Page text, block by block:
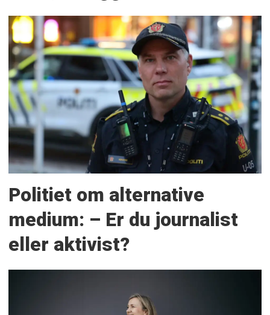
Politiet om alternative
medium: – Er du journalist
eller aktivist?